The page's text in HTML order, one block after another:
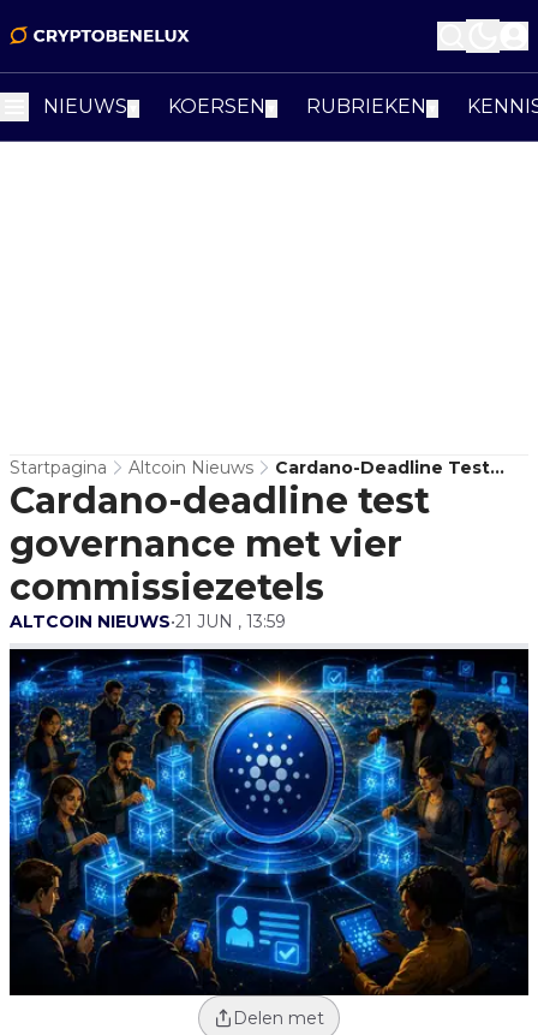
NIEUWS KOERSEN RUBRIEKEN
Startpagina Altcoin Nieuws
Cardano-Deadline Test
Governance Met Vier
Commissiezetels
Cardano-deadline test
governance met vier
commissiezetels
ALTCOIN NIEUWS•21 JUN , 13:59
Delen met